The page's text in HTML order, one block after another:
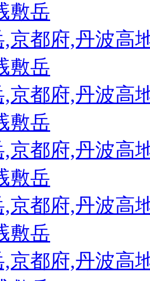
敷岳
京都府,丹波高
敷岳
京都府,丹波高
敷岳
京都府,丹波高
敷岳
京都府,丹波高
敷岳
京都府,丹波高